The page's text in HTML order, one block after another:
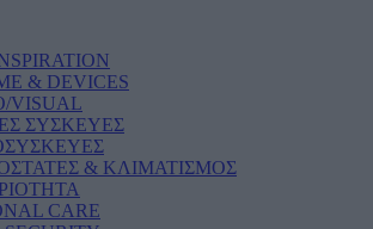
& DEVICES
VISUAL
ΣΥΣΚΕΥΕΣ
& ΚΛΙΜΑΤΙΣΜΟΣ
CARE